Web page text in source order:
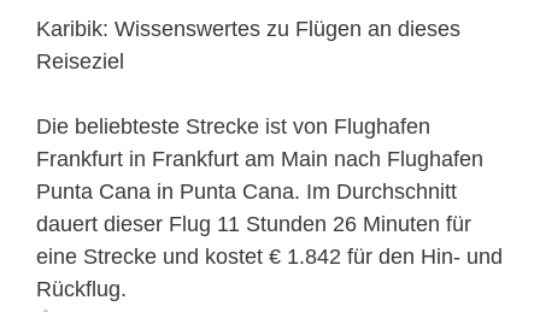
Karibik: Wissenswertes zu Flügen an dieses
Reiseziel
Die beliebteste Strecke ist von Flughafen
Frankfurt in Frankfurt am Main nach Flughafen
Punta Cana in Punta Cana. Im Durchschnitt
dauert dieser Flug 11 Stunden 26 Minuten für
eine Strecke und kostet € 1.842 für den Hin- und
Rückflug.